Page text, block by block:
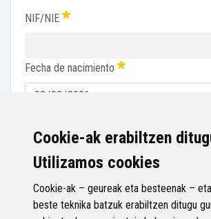
Cookie-ak erabiltzen
Utilizamos cookies
Cookie-ak – geureak eta besteenak –
beste teknika batzuk erabiltzen ditugu
NIF/NIE
Fecha de nacimiento
Confirmar